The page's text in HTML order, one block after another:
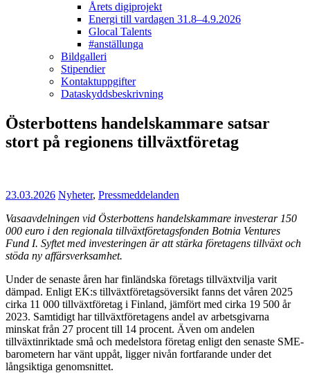
Årets digiprojekt
Energi till vardagen 31.8–4.9.2026
Glocal Talents
#anställunga
Bildgalleri
Stipendier
Kontakt­uppgifter
Dataskydds­beskrivning
Österbottens handelskammare satsar
stort på regionens tillväxtföretag
23.03.2026 Nyheter, Pressmeddelanden
Vasaavdelningen vid Österbottens handelskammare investerar 150
000 euro i den regionala tillväxtföretagsfonden Botnia Ventures
Fund I. Syftet med investeringen är att stärka företagens tillväxt och
stöda ny affärsverksamhet.
Under de senaste åren har finländska företags tillväxtvilja varit
dämpad. Enligt EK:s tillväxtföretagsöversikt fanns det våren 2025
cirka 11 000 tillväxtföretag i Finland, jämfört med cirka 19 500 år
2023. Samtidigt har tillväxtföretagens andel av arbetsgivarna
minskat från 27 procent till 14 procent. Även om andelen
tillväxtinriktade små och medelstora företag enligt den senaste SME-
barometern har vänt uppåt, ligger nivån fortfarande under det
långsiktiga genomsnittet.